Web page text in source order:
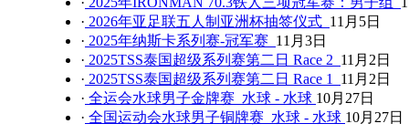
· 2026年亚足联五人制亚洲杯抽签仪式 11月5日
· 2025年纳斯卡系列赛-冠军赛 11月3日
· 2025TSS泰国超级系列赛第二日 Race 2 11月2日
· 2025TSS泰国超级系列赛第二日 Race 1 11月2日
· 全运会水球男子金牌赛 水球 - 水球 10月27日
· 全国运动会水球男子铜牌赛 水球 - 水球 10月27日